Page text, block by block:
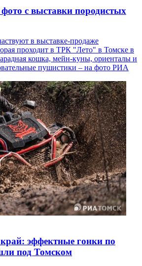
с выставки породистых
в выставке-продаже
проходит в ТРК "Лето" в Томске в
кошка, мейн-куны, ориенталы и
пушистики – на фото РИА
эффектные гонки по
под Томском